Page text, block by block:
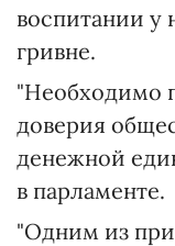
воспитании у
гривне.
"Необходимо
доверия
денежной
в парламенте.
"Одним из